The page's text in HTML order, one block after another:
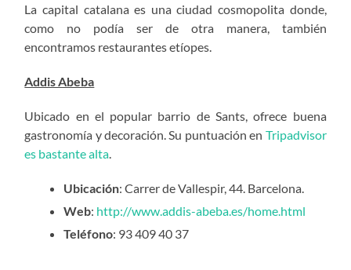
La capital catalana es una ciudad cosmopolita donde,
como no podía ser de otra manera, también
encontramos restaurantes etíopes.
Addis Abeba
Ubicado en el popular barrio de Sants, ofrece buena
gastronomía y decoración. Su puntuación en Tripadvisor
es bastante alta.
Ubicación: Carrer de Vallespir, 44. Barcelona.
Web: http://www.addis-abeba.es/home.html
Teléfono: 93 409 40 37